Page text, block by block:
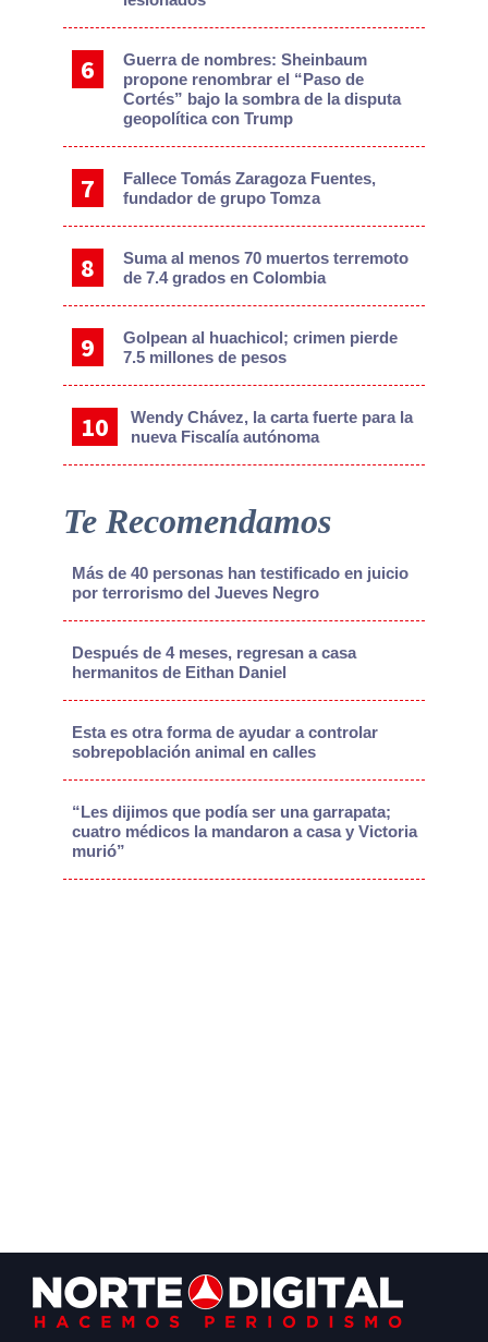
Guerra de nombres: Sheinbaum
propone renombrar el “Paso de
Cortés” bajo la sombra de la disputa
geopolítica con Trump
Fallece Tomás Zaragoza Fuentes,
fundador de grupo Tomza
Suma al menos 70 muertos terremoto
de 7.4 grados en Colombia
Golpean al huachicol; crimen pierde
7.5 millones de pesos
Wendy Chávez, la carta fuerte para la
nueva Fiscalía autónoma
Te Recomendamos
Más de 40 personas han testificado en juicio
por terrorismo del Jueves Negro
Después de 4 meses, regresan a casa
hermanitos de Eithan Daniel
Esta es otra forma de ayudar a controlar
sobrepoblación animal en calles
“Les dijimos que podía ser una garrapata;
cuatro médicos la mandaron a casa y Victoria
murió”
Footer